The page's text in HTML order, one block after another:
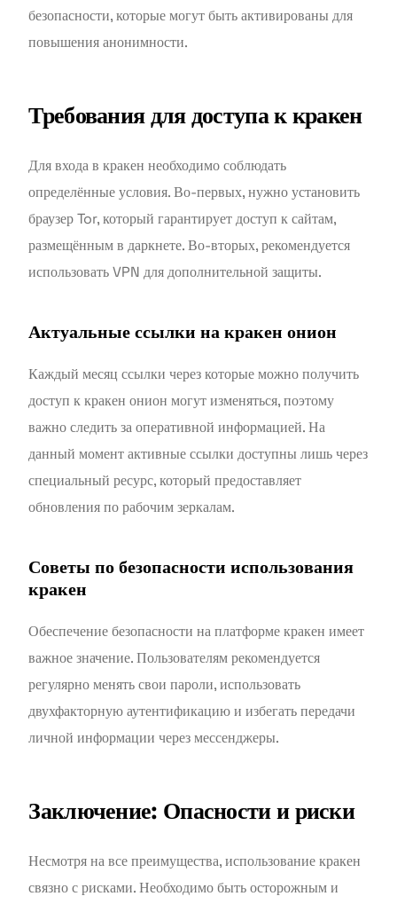
безопасности, которые могут быть активированы для
повышения анонимности.
Требования для доступа к кракен
Для входа в кракен необходимо соблюдать
определённые условия. Во-первых, нужно установить
браузер Tor, который гарантирует доступ к сайтам,
размещённым в даркнете. Во-вторых, рекомендуется
использовать VPN для дополнительной защиты.
Актуальные ссылки на кракен онион
Каждый месяц ссылки через которые можно получить
доступ к кракен онион могут изменяться, поэтому
важно следить за оперативной информацией. На
данный момент активные ссылки доступны лишь через
специальный ресурс, который предоставляет
обновления по рабочим зеркалам.
Советы по безопасности использования
кракен
Обеспечение безопасности на платформе кракен имеет
важное значение. Пользователям рекомендуется
регулярно менять свои пароли, использовать
двухфакторную аутентификацию и избегать передачи
личной информации через мессенджеры.
Заключение: Опасности и риски
Несмотря на все преимущества, использование кракен
связно с рисками. Необходимо быть осторожным и